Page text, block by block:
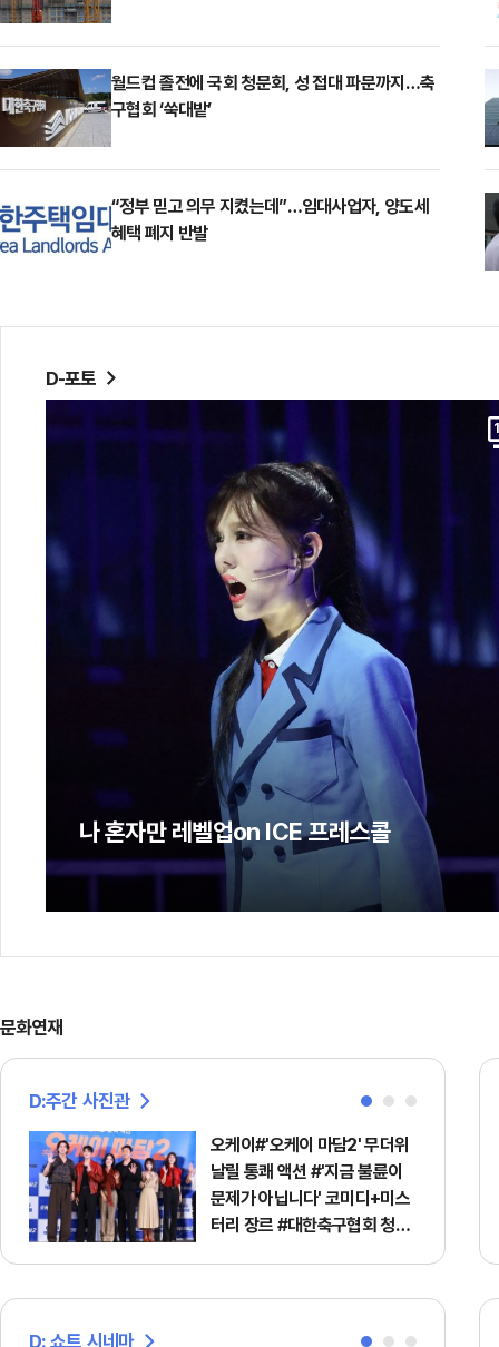
월드컵 졸전에 국회 청문회, 성 접대 파문까지…축
구협회 ‘쑥대밭’
“정부 믿고 의무 지켰는데”…임대사업자, 양도세
혜택 폐지 반발
D-포토
나 혼자만 레벨업on ICE 프레스콜
문화연재
D:주간 사진관
오케이#'오케이 마담2' 무더위
날릴 통쾌 액션 #'지금 불륜이
문제가 아닙니다' 코미디+미스
터리 장르 #대한축구협회 청문
D: 쇼트 시네마